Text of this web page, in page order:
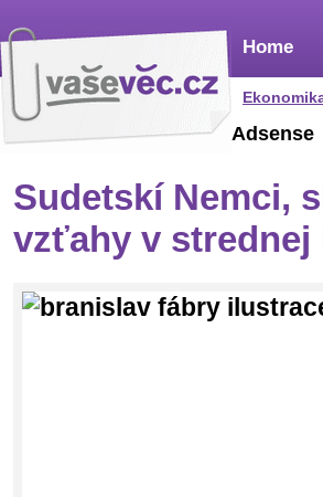
Home
Adsense
Sudetskí Nemci,
vzťahy v strednej